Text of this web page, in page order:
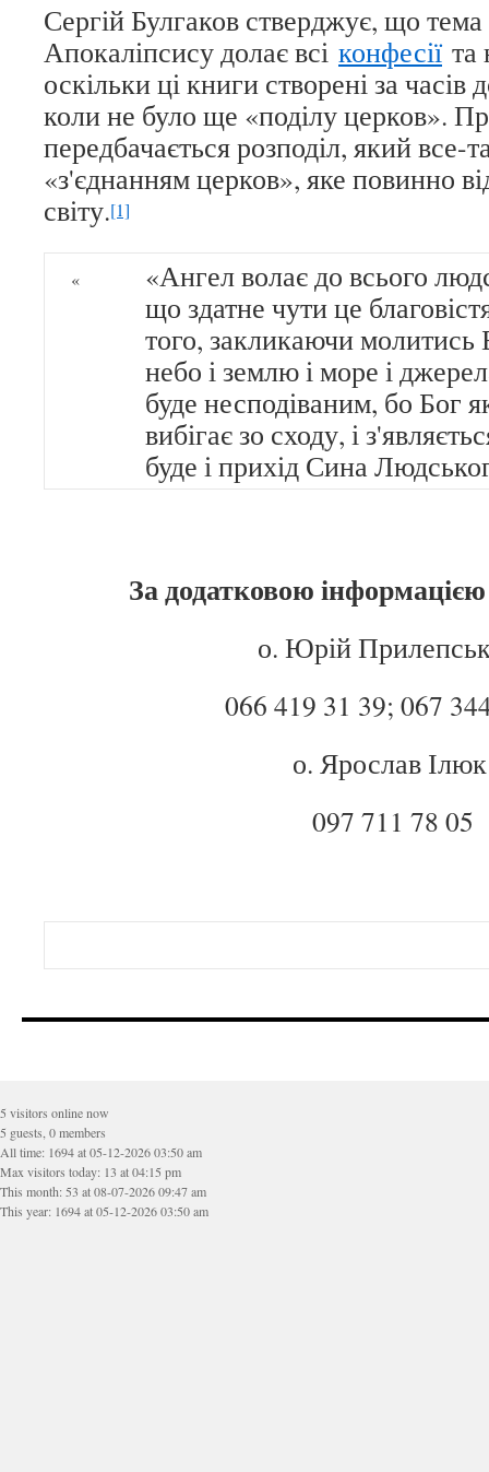
Сергій Булгаков стверджує, що тема
Апокаліпсису долає всі конфесіїта
оскільки ці книги створені за часів
коли не було ще «поділу церков».
передбачається розподіл, який все-
«з'єднанням церков», яке повинно
світу.[1]
«
«Ангел волає до всього
що здатне чути це
того, закликаючи молитись
небо і землю і море і
буде несподіваним, бо Бог
вибігає зо сходу, і
буде і прихід Сина
За додатковою
о. Юрій
066 419 31 39; 067
о. Ярослав
097 711 78 05
5 visitors online now
5 guests, 0 members
All time: 1694 at 05-12-2026 03:50 am
Max visitors today: 13 at 04:15 pm
This month: 53 at 08-07-2026 09:47 am
This year: 1694 at 05-12-2026 03:50 am